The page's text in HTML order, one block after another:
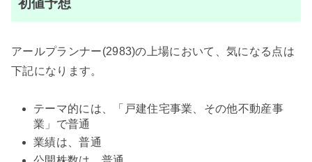
初値予想
アールプランナー(2983)の上場において、気になる点は
下記になります。
テーマ的には、「戸建住宅事業、その他不動産事
業」で普通
業績は、普通